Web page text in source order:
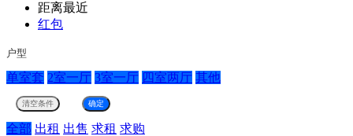
距离最近
红包
户型
单室套 2室一厅 3室一厅 四室两厅 其他
全部 出租 出售 求租 求购